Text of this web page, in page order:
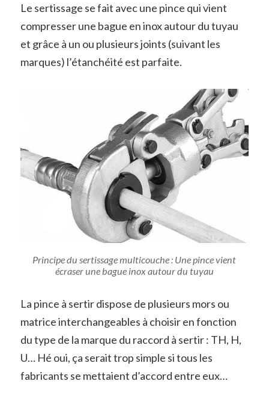
Le sertissage se fait avec une pince qui vient
compresser une bague en inox autour du tuyau
et grâce à un ou plusieurs joints (suivant les
marques) l’étanchéité est parfaite.
Principe du sertissage multicouche : Une pince vient
écraser une bague inox autour du tuyau
La pince à sertir dispose de plusieurs mors ou
matrice interchangeables à choisir en fonction
du type de la marque du raccord à sertir : TH, H,
U… Hé oui, ça serait trop simple si tous les
fabricants se mettaient d’accord entre eux…